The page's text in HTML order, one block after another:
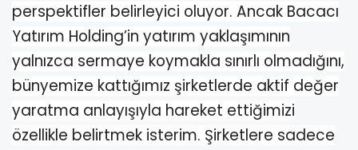
perspektifler belirleyici oluyor. Ancak Bacacı
Yatırım Holding’in yatırım yaklaşımının
yalnızca sermaye koymakla sınırlı olmadığını,
bünyemize kattığımız şirketlerde aktif değer
yaratma anlayışıyla hareket ettiğimizi
özellikle belirtmek isterim. Şirketlere sadece